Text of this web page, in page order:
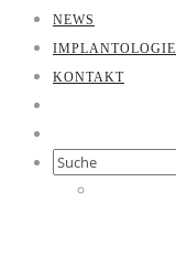
NEWS
IMPLANTOLOGIE
KONTAKT
Search
for: